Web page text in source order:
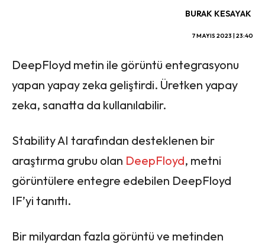
BURAK KESAYAK
7 MAYIS 2023 | 23:40
DeepFloyd metin ile görüntü entegrasyonu
yapan yapay zeka geliştirdi. Üretken yapay
zeka, sanatta da kullanılabilir.
Stability AI tarafından desteklenen bir
araştırma grubu olan DeepFloyd, metni
görüntülere entegre edebilen DeepFloyd
IF’yi tanıttı.
Bir milyardan fazla görüntü ve metinden